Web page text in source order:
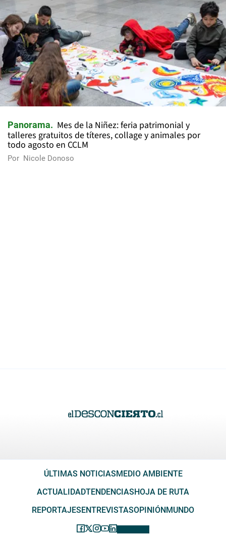
Panorama
Mes de la Niñez: feria patrimonial y
talleres gratuitos de títeres, collage y animales por
todo agosto en CCLM
Por Nicole Donoso
ÚLTIMAS NOTICIAS MEDIO AMBIENTE
ACTUALIDADTENDENCIAS HOJA DE RUTA
REPORTAJES ENTREVISTASOPINIÓN MUNDO